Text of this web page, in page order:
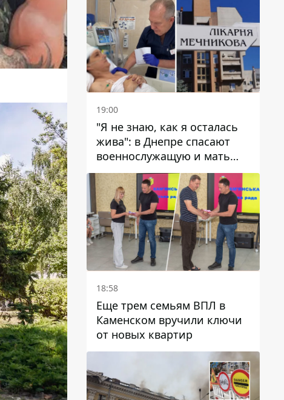
19:00
"Я не знаю, как я осталась
жива": в Днепре спасают
военнослужащую и мать
четверых детей, которую
ранил КАБ
18:58
Еще трем семьям ВПЛ в
Каменском вручили ключи
от новых квартир